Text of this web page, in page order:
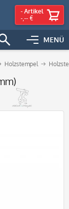
MENÜ
- Artikel
-,-- €
Holzstempel